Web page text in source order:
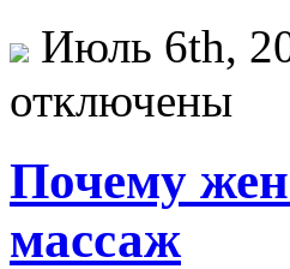
Июль 6th,
отключены
Почему
массаж